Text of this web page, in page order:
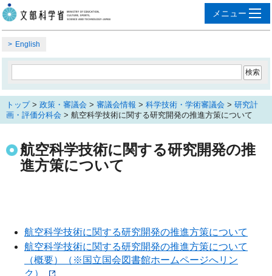
English
トップ> 政策・審議会 > 審議会情報 > 科学技術・学術審議会 > 研究計
画・評価分科会 > 航空科学技術に関する研究開発の推進方策について
航空科学技術に関する研究開発の推
進方策について
航空科学技術に関する研究開発の推進方策について
航空科学技術に関する研究開発の推進方策について
（概要）（※国立国会図書館ホームページへリン
ク）